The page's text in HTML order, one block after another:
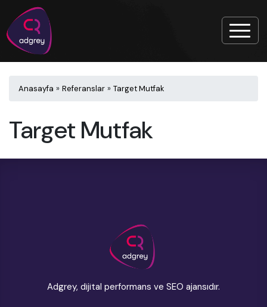
Anasayfa » Referanslar » Target Mutfak
Target Mutfak
Adgrey, dijital performans ve SEO ajansıdır.